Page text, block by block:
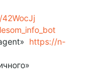
https://n-